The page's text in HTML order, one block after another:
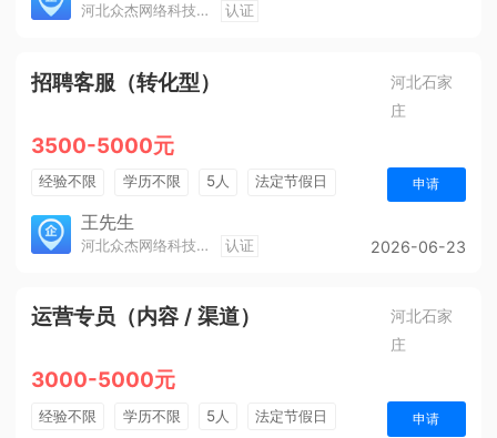
河北众杰网络科技有限公司
认证
招聘客服（转化型）
河北石家
庄
3500-5000元
经验不限 学历不限 5人
法定节假日
奖励计划
申请
王先生
河北众杰网络科技有限公司 认证 2026-06-23
运营专员（内容 / 渠道）
河北石家
庄
3000-5000元
经验不限 学历不限 5人
法定节假日
申请